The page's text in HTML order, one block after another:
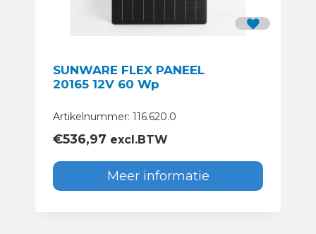
SUNWARE FLEX PANEEL
20165 12V 60 Wp
Artikelnummer: 116.620.0
€536,97 excl.BTW
Meer informatie